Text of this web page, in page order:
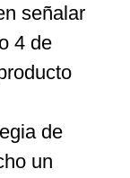
señalar
4 de
de
un